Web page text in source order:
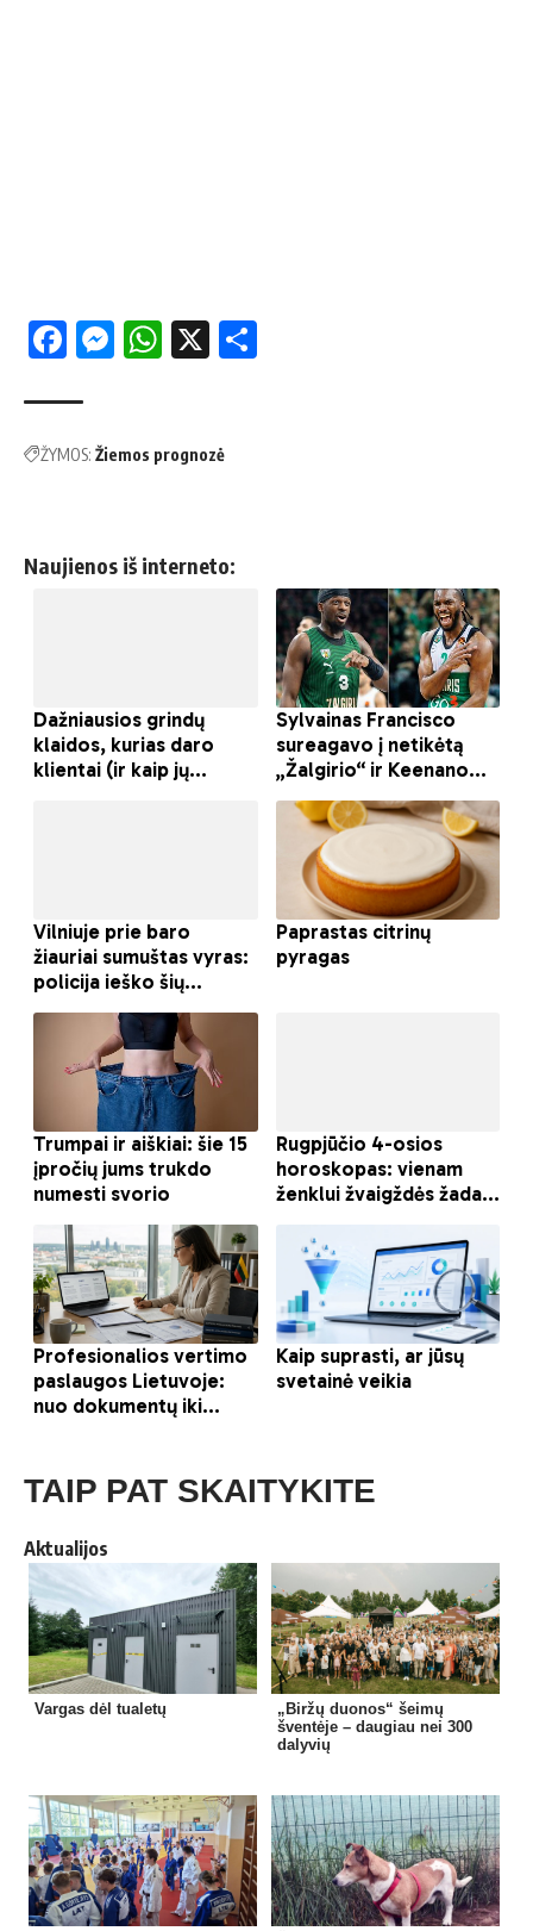
Facebook
Messenger
WhatsApp
X
ŽYMOS: Žiemos prognozė
Naujienos iš interneto:
TAIP PAT SKAITYKITE
Aktualijos
Vargas dėl tualetų
„Biržų duonos“ šeimų
šventėje – daugiau nei 300
dalyvių